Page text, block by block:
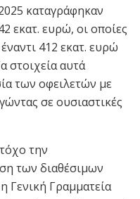
καταγράφηκαν
εκατ. ευρώ, οι οποίες
412 εκατ. ευρώ
στοιχεία αυτά
των οφειλετών με
σε ουσιαστικές
την
των διαθέσιμων
Γενική Γραμματεία